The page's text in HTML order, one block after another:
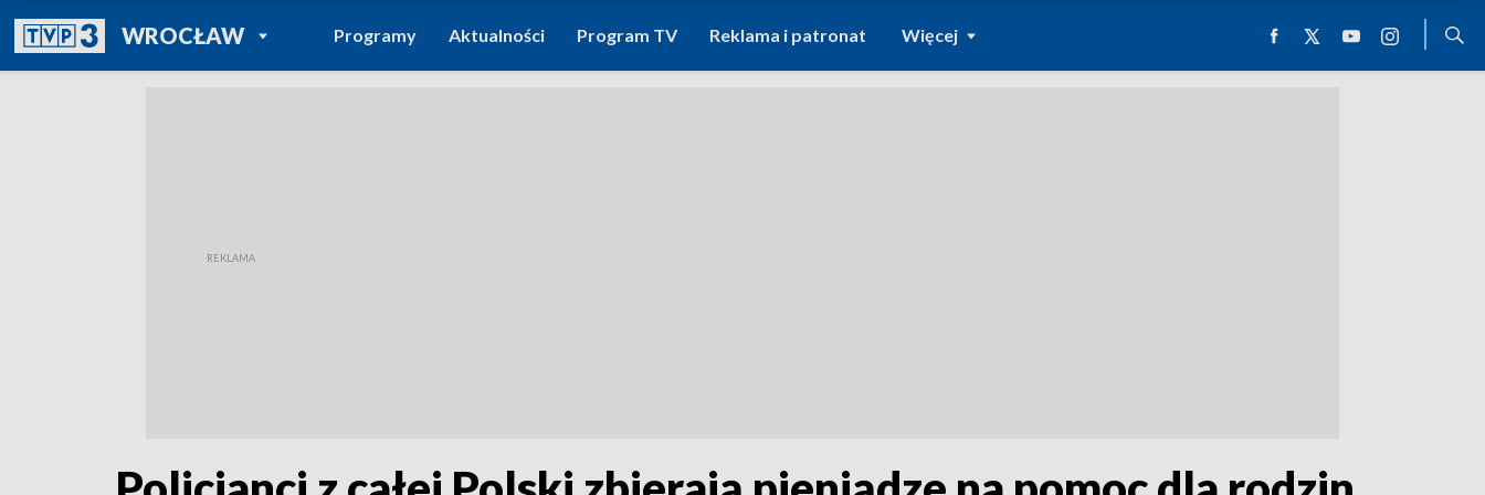
WROCŁAWPOWRÓT DO
TVP REGIONY
Programy Aktualności Program TV Reklama i patronat Więcej